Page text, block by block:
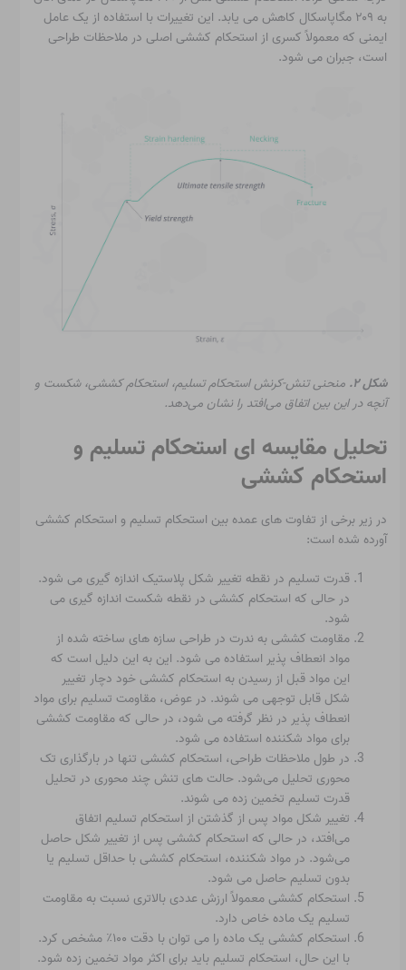
به ۲۰۹ مگاپاسکال کاهش می یابد. این تغییرات با استفاده از یک عامل
ایمنی که معمولاً کسری از استحکام کششی اصلی در ملاحظات طراحی
است، جبران می شود.
شکل ۲.
منحنی تنش-کرنش استحکام تسلیم، استحکام کششی، شکست و
آنچه در این بین اتفاق می‌افتد را نشان می‌دهد.
تحلیل مقایسه ای استحکام تسلیم و
استحکام کششی
در زیر برخی از تفاوت های عمده بین استحکام تسلیم و استحکام کششی
آورده شده است:
قدرت تسلیم در نقطه تغییر شکل پلاستیک اندازه گیری می شود.
در حالی که استحکام کششی در نقطه شکست اندازه گیری می
شود.
مقاومت کششی به ندرت در طراحی سازه های ساخته شده از
مواد انعطاف پذیر استفاده می شود. این به این دلیل است که
این مواد قبل از رسیدن به استحکام کششی خود دچار تغییر
شکل قابل توجهی می شوند. در عوض، مقاومت تسلیم برای مواد
انعطاف پذیر در نظر گرفته می شود، در حالی که مقاومت کششی
برای مواد شکننده استفاده می شود.
در طول ملاحظات طراحی، استحکام کششی تنها در بارگذاری تک
محوری تحلیل می‌شود. حالت های تنش چند محوری در تحلیل
قدرت تسلیم تخمین زده می شوند.
تغییر شکل مواد پس از گذشتن از استحکام تسلیم اتفاق
می‌افتد، در حالی که استحکام کششی پس از تغییر شکل حاصل
می‌شود. در مواد شکننده، استحکام کششی با حداقل تسلیم یا
بدون تسلیم حاصل می شود.
استحکام کششی معمولاً ارزش عددی بالاتری نسبت به مقاومت
تسلیم یک ماده خاص دارد.
استحکام کششی یک ماده را می توان با دقت ۱۰۰٪ مشخص کرد.
با این حال، استحکام تسلیم باید برای اکثر مواد تخمین زده شود.